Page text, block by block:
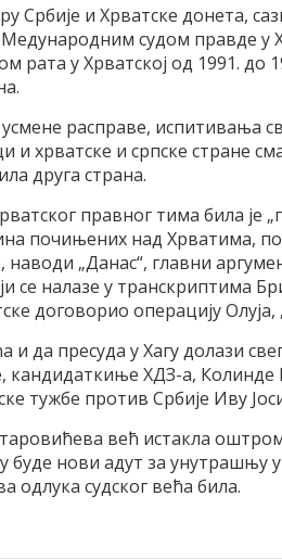
Србије и Хрватске донета,
судом правде у
рата у Хрватској од 1991.
расправе, испитивања
и хрватске и српске стране
друга страна.
правног тима била је
почињених над Хрватима,
наводи „Данас“, главни
се налазе у транскриптима
договорио операцију Олуја,
и да пресуда у Хагу долази
кандидаткиње ХДЗ-а, Колинде
тужбе против Србије Иву
већ истакла
буде нови адут за унутрашњу
одлука судског већа била.